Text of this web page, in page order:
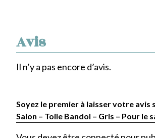
Avis
Il n’y a pas encore d’avis.
Soyez le premier à laisser votre avis
Salon – Toile Bandol – Gris – Pour le